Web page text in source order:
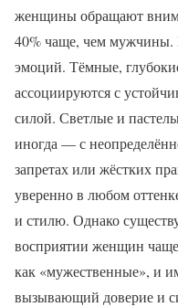
женщины обращают
40% чаще, чем мужчины.
эмоций. Тёмные,
ассоциируются с
силой. Светлые и
иногда — с
запретах или жёстких
уверенно в любом
и стилю. Однако
восприятии женщин
как «мужественные», и
вызывающий доверие и